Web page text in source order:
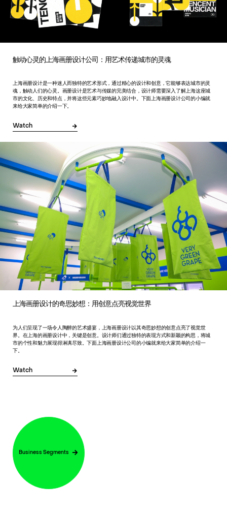
触动心灵的上海画册设计公司：用艺术传递城市的灵魂
上海画册设计是一种迷人而独特的艺术形式，通过精心的设计和创意，它能够表达城市的灵
魂，触动人们的心灵。画册设计是艺术与传媒的完美结合，设计师需要深入了解上海这座城
市的文化、历史和特点，并将这些元素巧妙地融入设计中。下面上海画册设计公司的小编就
来给大家简单的介绍一下。
Watch
上海画册设计的奇思妙想：用创意点亮视觉世界
为人们呈现了一场令人陶醉的艺术盛宴，上海画册设计以其奇思妙想的创意点亮了视觉世
界。在上海的画册设计中，关键是创意。设计师们通过独特的表现方式和新颖的构思，将城
市的个性和魅力展现得淋漓尽致。下面上海画册设计公司的小编就来给大家简单的介绍一
下。
Watch
Business Segments